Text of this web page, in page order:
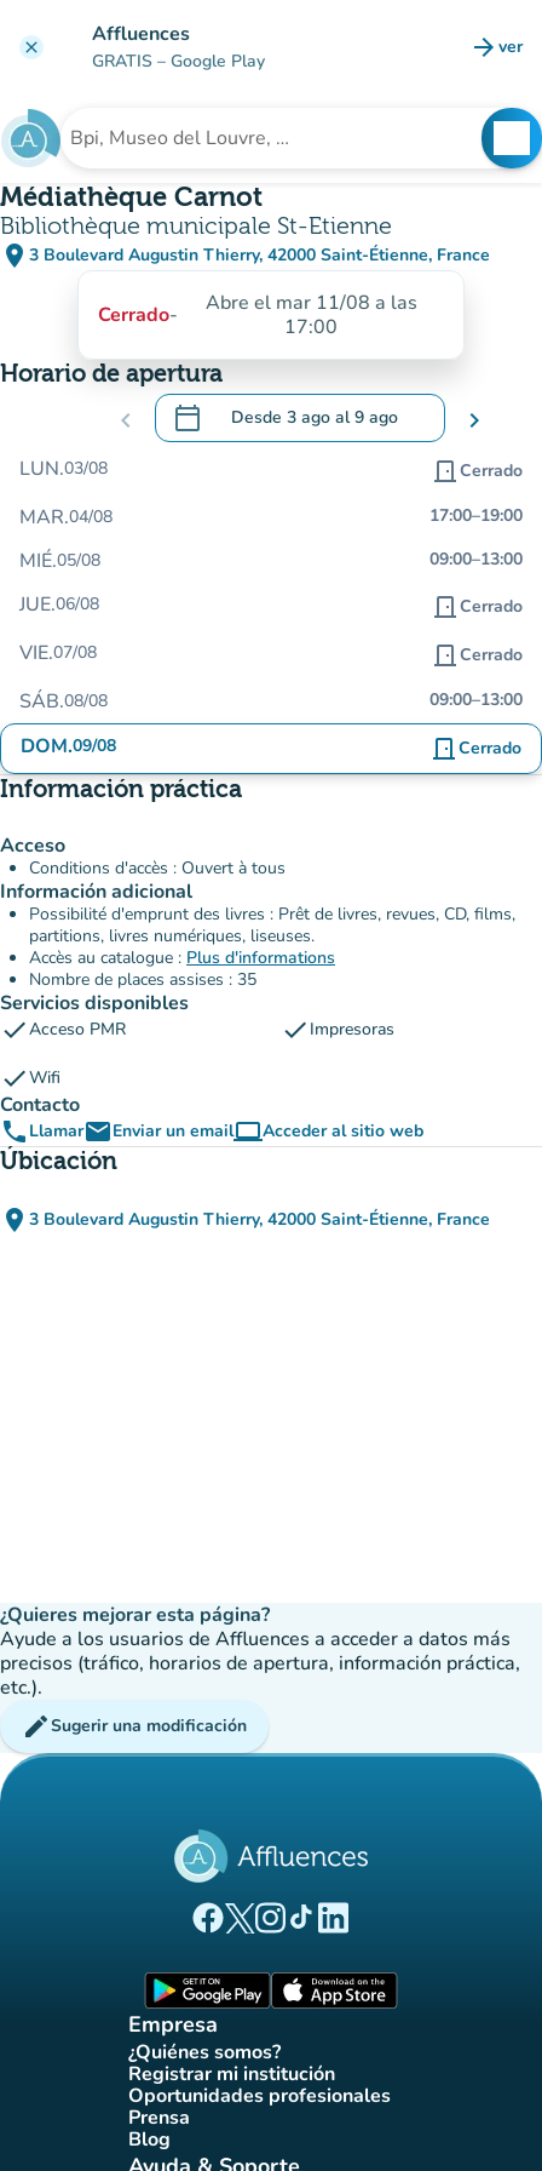
clear Affluences
GRATIS – Google Play arrow_forward ver
Buscar un establecimiento
Médiathèque Carnot
Bibliothèque municipale St-Etienne
place 3 Boulevard Augustin Thierry, 42000 Saint-Étienne, France
(abrir en Google Maps)
(nueva pestaña)
Cerrado-
Abre el mar 11/08 a las
17:00
Horario de apertura
chevron_left calendar_today Desde 3 ago al9 ago
.Abra el calendario para cambiar las
chevron_right
LUN.03/08 door_front Cerrado
MAR.04/08 17:00–19:00
MIÉ.05/08 09:00–13:00
JUE.06/08 door_front Cerrado
VIE.07/08 door_front Cerrado
SÁB.08/08 09:00–13:00
DOM.09/08 door_front Cerrado
Información práctica
Acceso
Conditions d'accès : Ouvert à tous
Información adicional
Possibilité d'emprunt des livres : Prêt de livres, revues, CD, films,
partitions, livres numériques, liseuses.
Accès au catalogue : Plus d'informations
Nombre de places assises : 35
Servicios disponibles
checkAcceso PMR check Impresoras
checkWifi
Contacto
phone LlamaremailEnviar un emailcomputerAcceder al sitio web
(nueva pestaña)
Úbicación
place 3 Boulevard Augustin Thierry, 42000 Saint-Étienne, France
(abrir en Google Maps)
(nueva pestaña)
¿Quieres mejorar esta página?
Ayude a los usuarios de Affluences a acceder a datos más
precisos (tráfico, horarios de apertura, información práctica,
etc.).
editSugerir una modificación
(nueva pestaña)
(nueva pestaña)
(nueva pestaña)
(nueva pestaña)
(nueva pestaña)
Empresa
¿Quiénes somos?
(nueva pestaña)
Registrar mi institución
(nueva pestaña)
Oportunidades profesionales
(nueva pestaña)
Prensa(nueva pestaña)
Blog(nueva pestaña)